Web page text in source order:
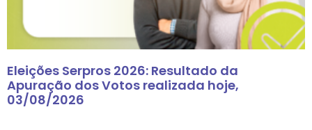
Eleições Serpros 2026: Resultado da
Apuração dos Votos realizada hoje,
03/08/2026